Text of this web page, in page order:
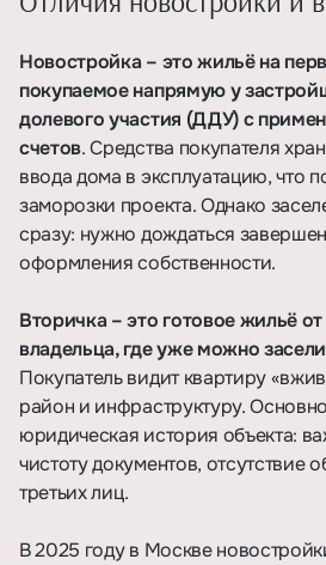
Новостройка – это жильё на
покупаемое напрямую у
долевого участия (ДДУ) с
счетов. Средства покупателя
ввода дома в эксплуатацию, что
заморозки проекта. Однако
сразу: нужно дождаться
оформления собственности.
Вторичка – это готовое жильё
владельца, где уже можно
Покупатель видит квартиру
район и инфраструктуру.
юридическая история объекта:
чистоту документов, отсутствие
третьих лиц.
В 2025 году в Москве